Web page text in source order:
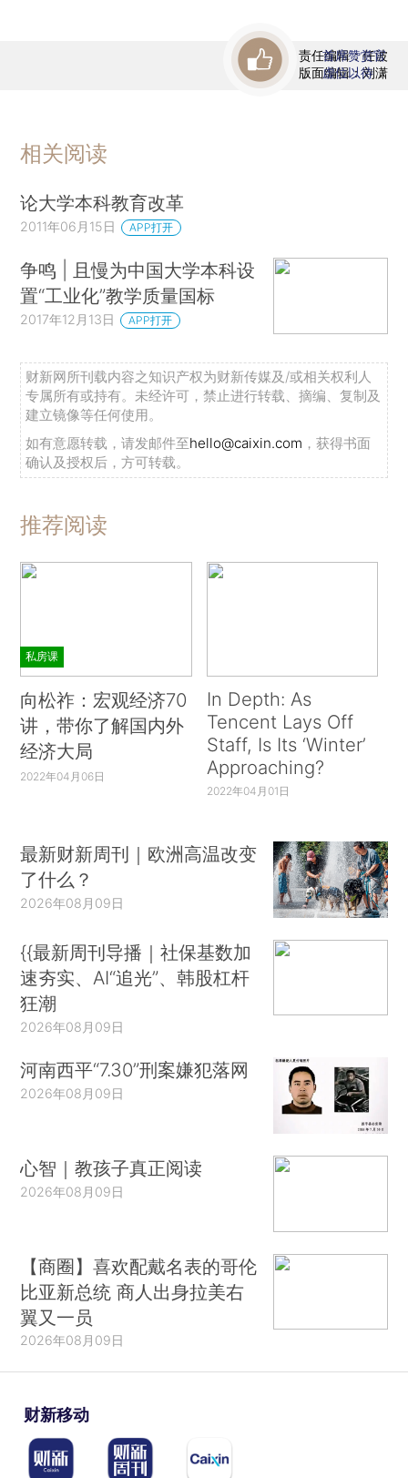
责任编辑：任波
版面编辑：刘潇
首席赞赏官
虚位以待
相关阅读
论大学本科教育改革
2011年06月15日 APP打开
争鸣 | 且慢为中国大学本科设
置“工业化”教学质量国标
2017年12月13日 APP打开
财新网所刊载内容之知识产权为财新传媒及/或相关权利人
专属所有或持有。未经许可，禁止进行转载、摘编、复制及
建立镜像等任何使用。
如有意愿转载，请发邮件至hello@caixin.com ，获得书面
确认及授权后，方可转载。
推荐阅读
私房课
向松祚：宏观经济70
讲，带你了解国内外
经济大局
2022年04月06日
In Depth: As
Tencent Lays Off
Staff, Is Its ‘Winter’
Approaching?
2022年04月01日
最新财新周刊｜欧洲高温改变
了什么？
2026年08月09日
{{最新周刊导播｜社保基数加
速夯实、AI“追光”、韩股杠杆
狂潮
2026年08月09日
河南西平“7.30”刑案嫌犯落网
2026年08月09日
心智｜教孩子真正阅读
2026年08月09日
【商圈】喜欢配戴名表的哥伦
比亚新总统 商人出身拉美右
翼又一员
2026年08月09日
财新移动